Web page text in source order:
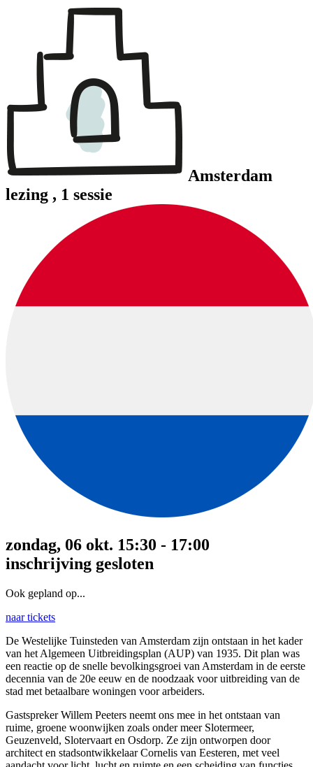
Amsterdam
lezing , 1 sessie
zondag, 06 okt. 15:30 - 17:00
inschrijving gesloten
Ook gepland op...
naar tickets
De Westelijke Tuinsteden van Amsterdam zijn ontstaan in het kader
van het Algemeen Uitbreidingsplan (AUP) van 1935. Dit plan was
een reactie op de snelle bevolkingsgroei van Amsterdam in de eerste
decennia van de 20e eeuw en de noodzaak voor uitbreiding van de
stad met betaalbare woningen voor arbeiders.
Gastspreker Willem Peeters neemt ons mee in het ontstaan van
ruime, groene woonwijken zoals onder meer Slotermeer,
Geuzenveld, Slotervaart en Osdorp. Ze zijn ontworpen door
architect en stadsontwikkelaar Cornelis van Eesteren, met veel